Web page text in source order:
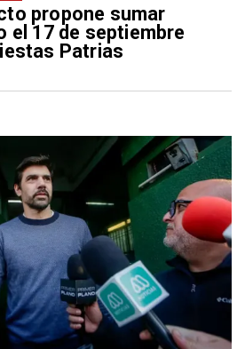
propone sumar
el 17 de septiembre
Patrias